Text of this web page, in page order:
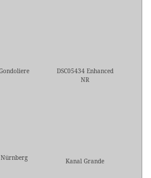
DSC05434 Enhanced
NR
Nürnberg
Kanal Grande